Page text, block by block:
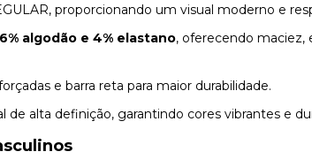
proporcionando um visual moderno e
algodão e 4% elastano, oferecendo maciez,
e barra reta para maior durabilidade.
de alta definição, garantindo cores vibrantes e